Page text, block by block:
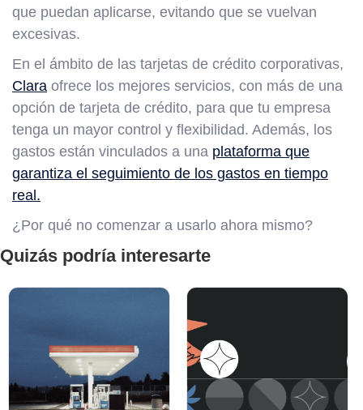
que puedan aplicarse, evitando que se vuelvan
excesivas.
En el ámbito de las tarjetas de crédito corporativas,
Clara ofrece los mejores servicios, con más de una
opción de tarjeta de crédito, para que tu empresa
tenga un mayor control y flexibilidad. Además, los
gastos están vinculados a una plataforma que
garantiza el seguimiento de los gastos en tiempo
real.
¿Por qué no comenzar a usarlo ahora mismo?
Quizás podría interesarte